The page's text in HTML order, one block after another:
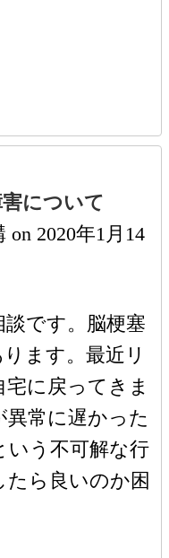
について
on 2020年1月14
です。脳梗塞
ます。最近リ
に戻ってきま
常に遅かった
いう不可解な行
ら良いのか困